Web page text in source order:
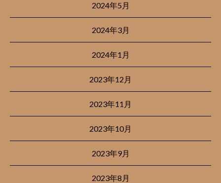
2024年5月
2024年3月
2024年1月
2023年12月
2023年11月
2023年10月
2023年9月
2023年8月